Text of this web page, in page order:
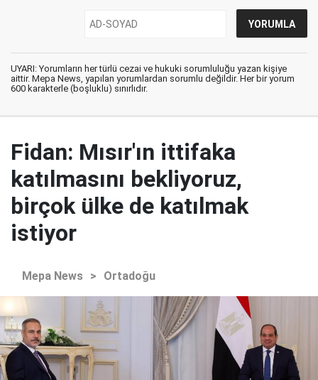
UYARI: Yorumların her türlü cezai ve hukuki sorumluluğu yazan kişiye
aittir. Mepa News, yapılan yorumlardan sorumlu değildir. Her bir yorum
600 karakterle (boşluklu) sınırlıdır.
Fidan: Mısır'ın ittifaka
katılmasını bekliyoruz,
birçok ülke de katılmak
istiyor
Mepa News > Ortadoğu